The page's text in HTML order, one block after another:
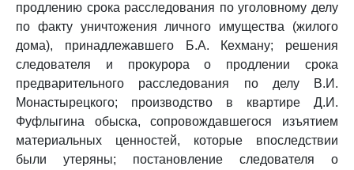
продлению срока расследования по уголовному делу
по факту уничтожения личного имущества (жилого
дома), принадлежавшего Б.А. Кехману; решения
следователя и прокурора о продлении срока
предварительного расследования по делу В.И.
Монастырецкого; производство в квартире Д.И.
Фуфлыгина обыска, сопровождавшегося изъятием
материальных ценностей, которые впоследствии
были утеряны; постановление следователя о